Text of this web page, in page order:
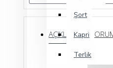
Şort
Kapri
Terlik
AÇIKLAMA